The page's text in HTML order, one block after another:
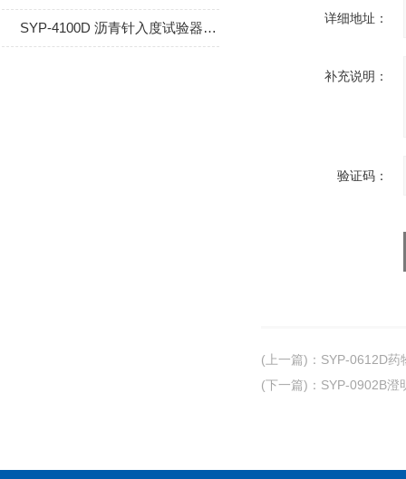
SYP-4100D 沥青针入度试验器使用步骤及注意事项
详细地址：
补充说明：
验证码：
(上一篇) ： SYP-0612D药
(下一篇) ： SYP-0902B澄